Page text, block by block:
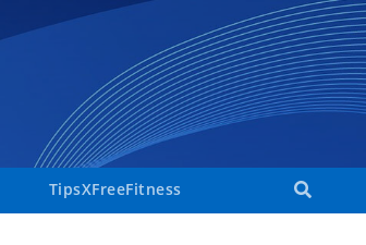
TipsXFreeFitness